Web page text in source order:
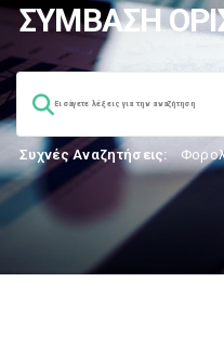
ΣΥΜΒΑΣΗ
Συχνές Αναζητήσεις: